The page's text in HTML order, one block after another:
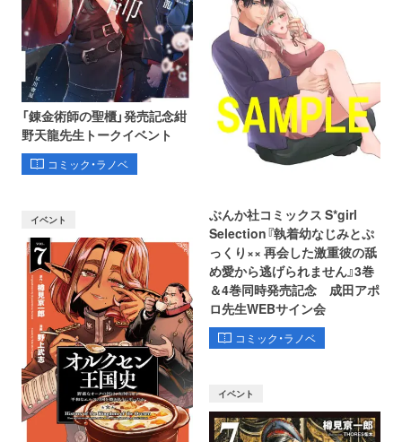
「錬金術師の聖櫃」発売記念紺
野天龍先生トークイベント
コミック・ラノベ
ぶんか社コミックス S*girl
Selection『執着幼なじみとぷ
っくり×× 再会した激重彼の舐
め愛から逃げられません』3巻
＆4巻同時発売記念 成田アポ
ロ先生WEBサイン会
コミック・ラノベ
イベント
イベント